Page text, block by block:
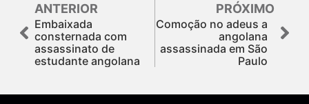
ANTERIOR
Embaixada
consternada com
assassinato de
estudante angolana
PRÓXIMO
Comoção no adeus a
angolana
assassinada em São
Paulo